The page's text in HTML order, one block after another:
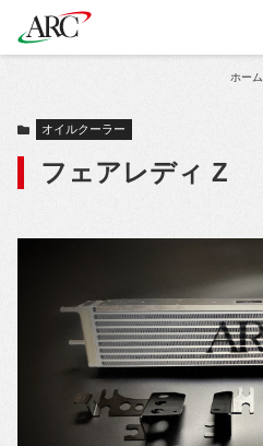
ホーム
オイルクーラー
フェアレディ Z